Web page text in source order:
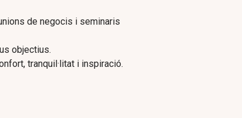
de negocis i seminaris
objectius.
tranquil·litat i inspiració.